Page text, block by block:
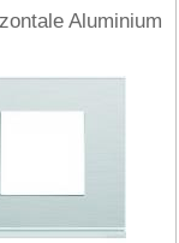
Aluminium